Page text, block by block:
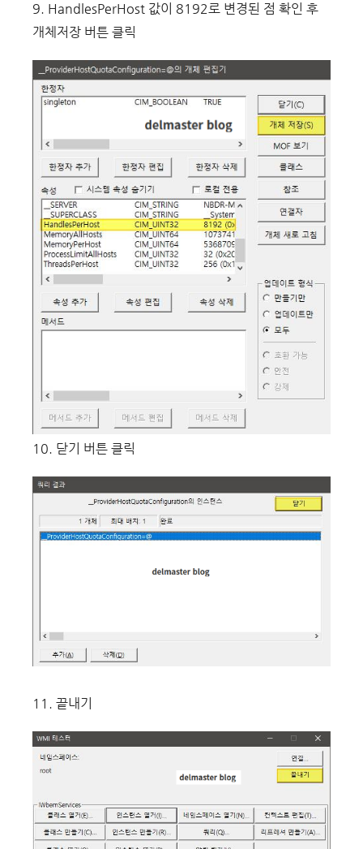
9. HandlesPerHost 값이 8192로 변경된 점 확인 후
개체저장 버튼 클릭
10. 닫기 버튼 클릭
11. 끝내기